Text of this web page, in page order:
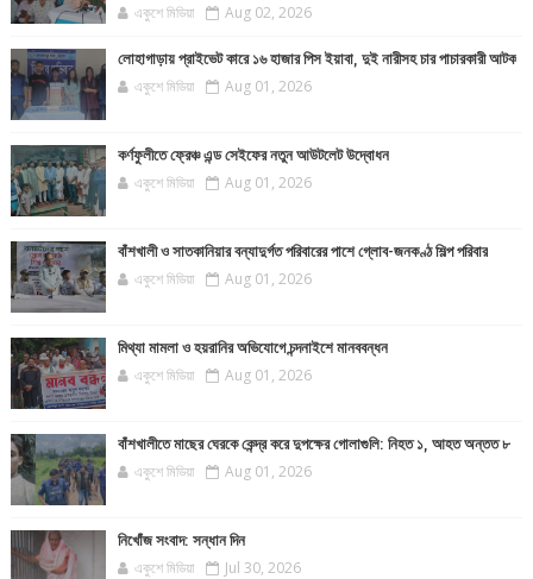
একুশে মিডিয়া Aug 02, 2026
লোহাগাড়ায় প্রাইভেট কারে ১৬ হাজার পিস ইয়াবা, দুই নারীসহ চার পাচারকারী আটক
একুশে মিডিয়া Aug 01, 2026
কর্ণফুলীতে ফ্রেঞ্চ এন্ড সেইফের নতুন আউটলেট উদ্বোধন
একুশে মিডিয়া Aug 01, 2026
বাঁশখালী ও সাতকানিয়ার বন্যাদুর্গত পরিবারের পাশে গ্লোব-জনকণ্ঠ শিল্প পরিবার
একুশে মিডিয়া Aug 01, 2026
মিথ্যা মামলা ও হয়রানির অভিযোগে চন্দনাইশে মানববন্ধন
একুশে মিডিয়া Aug 01, 2026
বাঁশখালীতে মাছের ঘেরকে কেন্দ্র করে দুপক্ষের গোলাগুলি: নিহত ১, আহত অন্তত ৮
একুশে মিডিয়া Aug 01, 2026
নিখোঁজ সংবাদ: সন্ধান দিন
একুশে মিডিয়া Jul 30, 2026